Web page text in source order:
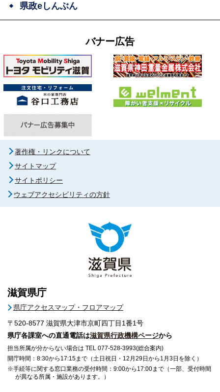
県政eしんぶん
バナー広告
著作権・リンクについて
サイトマップ
サイトポリシー
ウェブアクセシビリティの方針
滋賀県庁
県庁アクセスマップ・フロアマップ
〒520-8577 滋賀県大津市京町四丁目1番1号
県庁各課室への直通電話は滋賀県行政機構ページから
担当所属が分からない場合は TEL 077-528-3993(総合案内)
開庁時間：8:30から17:15まで（土日祝日・12月29日から1月3日を除く）
※手続等に関する窓口業務の受付時間：9:00から17:00まで（一部、受付時間
が異なる所属・施設があります。）